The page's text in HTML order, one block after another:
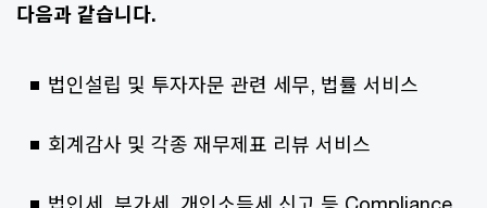
다음과 같습니다.
법인설립 및 투자자문 관련 세무, 법률 서비스
회계감사 및 각종 재무제표 리뷰 서비스